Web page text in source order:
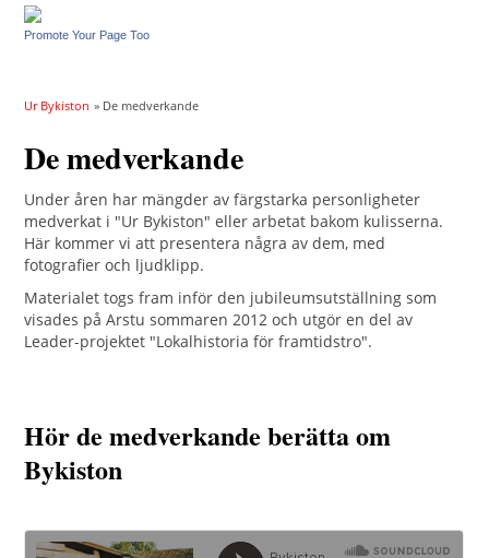
Promote Your Page Too
Ur Bykiston » De medverkande
De medverkande
Under åren har mängder av färgstarka personligheter
medverkat i "Ur Bykiston" eller arbetat bakom kulisserna.
Här kommer vi att presentera några av dem, med
fotografier och ljudklipp.
Materialet togs fram inför den jubileumsutställning som
visades på Arstu sommaren 2012 och utgör en del av
Leader-projektet "Lokalhistoria för framtidstro".
Hör de medverkande berätta om
Bykiston